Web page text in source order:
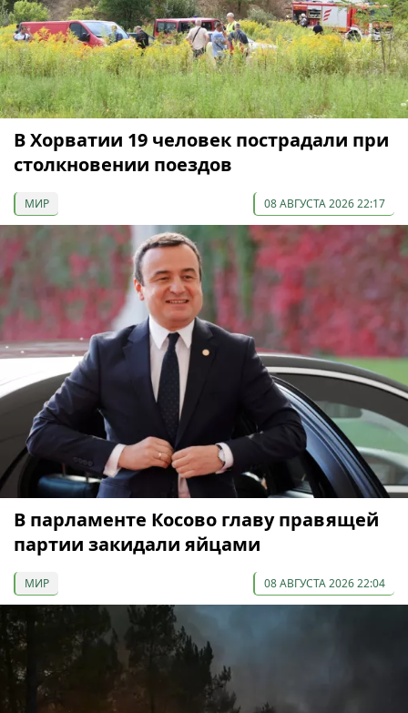
В Хорватии 19 человек пострадали при
столкновении поездов
МИР 08 АВГУСТА 2026 22:17
В парламенте Косово главу правящей
партии закидали яйцами
МИР 08 АВГУСТА 2026 22:04